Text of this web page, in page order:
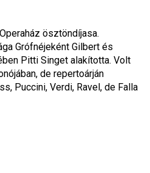
ösztöndíjasa.
Grófnéjeként Gilbert és
Pitti Singet alakította. Volt
de repertoárján
Puccini, Verdi, Ravel, de Falla